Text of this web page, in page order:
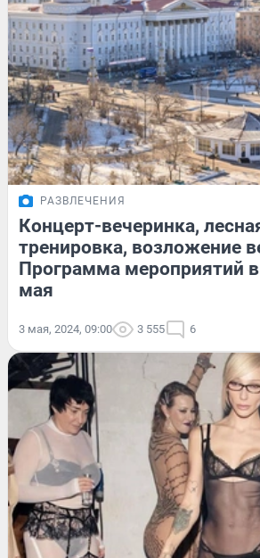
РАЗВЛЕЧЕНИЯ
Концерт-вечеринка,
тренировка, возложение
Программа мероприятий
мая
3 мая, 2024, 09:00 3 555 6